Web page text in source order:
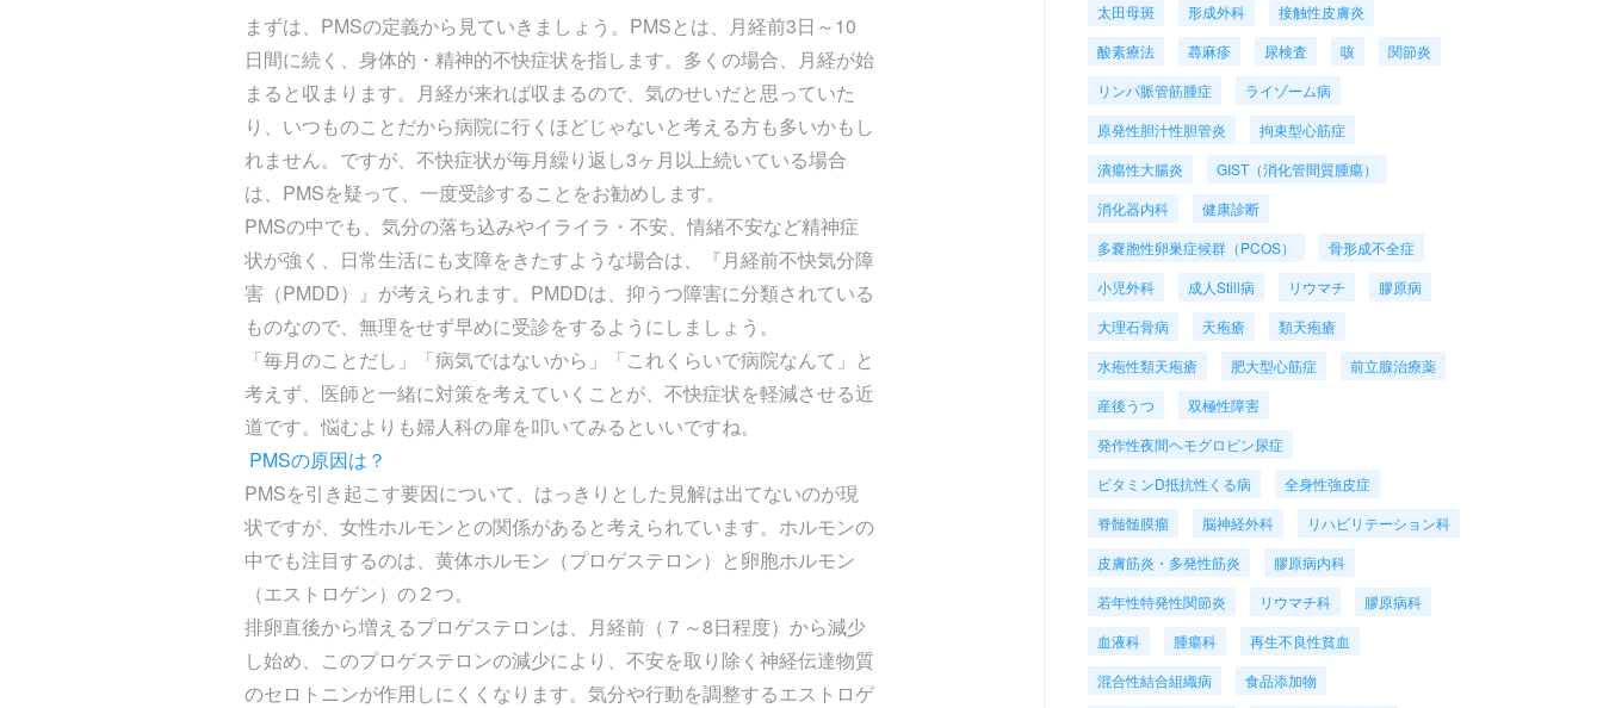
まずは、PMSの定義から見ていきましょう。PMSとは、月経前3日～10
日間に続く、身体的・精神的不快症状を指します。多くの場合、月経が始
まると収まります。月経が来れば収まるので、気のせいだと思っていた
り、いつものことだから病院に行くほどじゃないと考える方も多いかもし
れません。ですが、不快症状が毎月繰り返し3ヶ月以上続いている場合
は、PMSを疑って、一度受診することをお勧めします。
PMSの中でも、気分の落ち込みやイライラ・不安、情緒不安など精神症
状が強く、日常生活にも支障をきたすような場合は、『月経前不快気分障
害（PMDD）』が考えられます。PMDDは、抑うつ障害に分類されている
ものなので、無理をせず早めに受診をするようにしましょう。
「毎月のことだし」「病気ではないから」「これくらいで病院なんて」と
考えず、医師と一緒に対策を考えていくことが、不快症状を軽減させる近
道です。悩むよりも婦人科の扉を叩いてみるといいですね。
PMSの原因は？
PMSを引き起こす要因について、はっきりとした見解は出てないのが現
状ですが、女性ホルモンとの関係があると考えられています。ホルモンの
中でも注目するのは、黄体ホルモン（プロゲステロン）と卵胞ホルモン
（エストロゲン）の２つ。
排卵直後から増えるプロゲステロンは、月経前（７～8日程度）から減少
し始め、このプロゲステロンの減少により、不安を取り除く神経伝達物質
のセロトニンが作用しにくくなります。気分や行動を調整するエストロゲ
太田母斑
形成外科
接触性皮膚炎
酸素療法
蕁麻疹 尿検査 咳
関節炎
リンパ脈管筋腫症
ライゾーム病
原発性胆汁性胆管炎
拘束型心筋症
潰瘍性大腸炎
GIST（消化管間質腫瘍）
消化器内科
健康診断
多嚢胞性卵巣症候群（PCOS）
骨形成不全症
小児外科
成人Still病 リウマチ
膠原病
大理石骨病
天疱瘡
類天疱瘡
水疱性類天疱瘡
肥大型心筋症
前立腺治療薬
産後うつ
双極性障害
発作性夜間ヘモグロビン尿症
ビタミンD抵抗性くる病
全身性強皮症
脊髄髄膜瘤
脳神経外科
リハビリテーション科
皮膚筋炎・多発性筋炎
膠原病内科
若年性特発性関節炎
リウマチ科
膠原病科
血液科
腫瘍科
再生不良性貧血
混合性結合組織病
食品添加物